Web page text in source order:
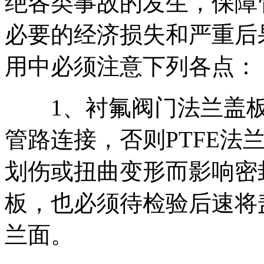
必要的经济损失和严重
用中必须注意下列各点：
1、衬氟阀门法兰盖板
管路连接，否则PTFE法
划伤或扭曲变形而影响
板，也必须待检验后速
兰面。